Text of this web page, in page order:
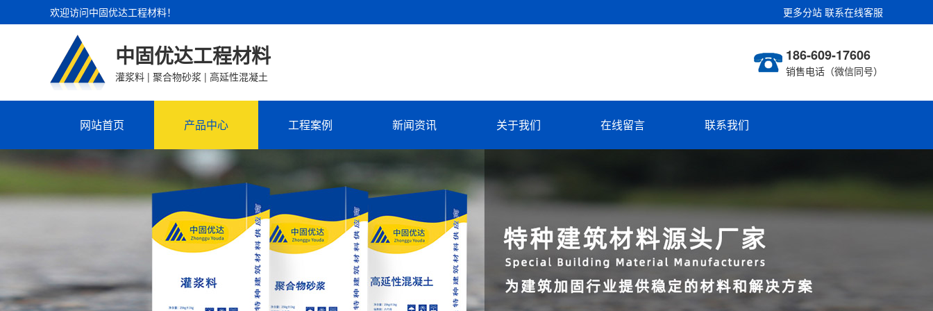
更多分站 联系在线客服
欢迎访问中固优达工程材料！
中固优达工程材料
灌浆料 | 聚合物砂浆 | 高延性混凝土
186-609-17606
销售电话（微信同号）
网站首页 产品中心 工程案例 新闻资讯 关于我们 在线留言 联系我们